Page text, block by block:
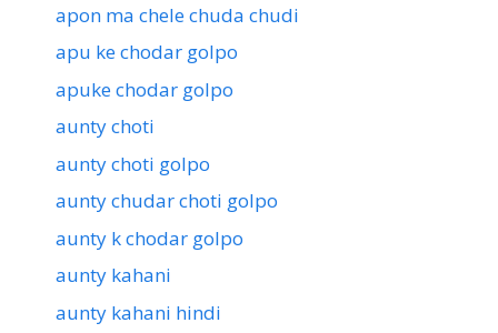
apon ma chele chuda chudi
apu ke chodar golpo
apuke chodar golpo
aunty choti
aunty choti golpo
aunty chudar choti golpo
aunty k chodar golpo
aunty kahani
aunty kahani hindi